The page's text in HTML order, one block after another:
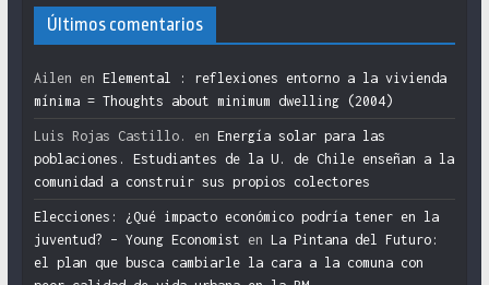
Últimos comentarios
Ailen en Elemental : reflexiones entorno a la vivienda
mínima = Thoughts about minimum dwelling (2004)
Luis Rojas Castillo. en Energía solar para las
poblaciones. Estudiantes de la U. de Chile enseñan a la
comunidad a construir sus propios colectores
Elecciones: ¿Qué impacto económico podría tener en la
juventud? – Young Economist en La Pintana del Futuro:
el plan que busca cambiarle la cara a la comuna con